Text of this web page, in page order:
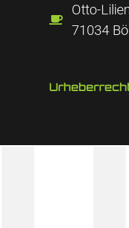
Otto-
71034